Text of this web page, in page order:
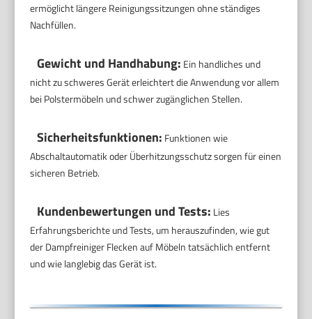
ermöglicht längere Reinigungssitzungen ohne ständiges
Nachfüllen.
Gewicht und Handhabung: Ein handliches und
nicht zu schweres Gerät erleichtert die Anwendung vor allem
bei Polstermöbeln und schwer zugänglichen Stellen.
Sicherheitsfunktionen: Funktionen wie
Abschaltautomatik oder Überhitzungsschutz sorgen für einen
sicheren Betrieb.
Kundenbewertungen und Tests: Lies
Erfahrungsberichte und Tests, um herauszufinden, wie gut
der Dampfreiniger Flecken auf Möbeln tatsächlich entfernt
und wie langlebig das Gerät ist.